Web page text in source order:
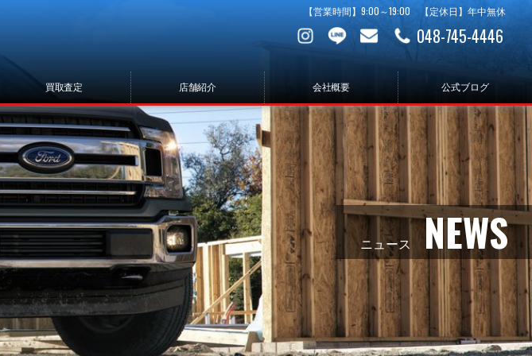
【営業時間】9:00～19:00 【定休日】年中無休
048-745-4446
買取査定 店舗紹介 会社概要 公式ブログ
ニュース NEWS